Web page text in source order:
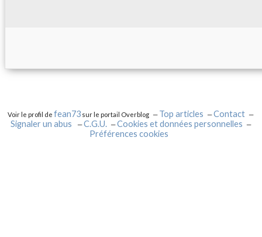
Voir le profil defean73 sur le portail Overblog Top articles
Contact
Signaler un abus
C.G.U.
Cookies et données personnelles
Préférences cookies